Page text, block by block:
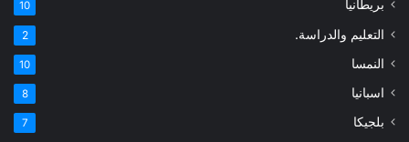
بريطانيا 10
التعليم والدراسة. 2
النمسا 10
اسبانيا 8
بلجيكا 7